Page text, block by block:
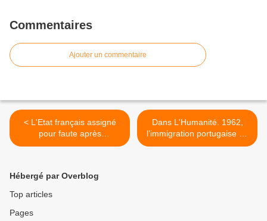
Commentaires
Ajouter un commentaire
< L'Etat français assigné
pour faute après
l'assassinat de Dulcie
Dans L'Humanité. 1962,
l’immigration portugaise se
tourne vers la France >
Hébergé par Overblog
Top articles
Pages